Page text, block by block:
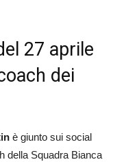
27 aprile
dei
è giunto sui social
della Squadra Bianca